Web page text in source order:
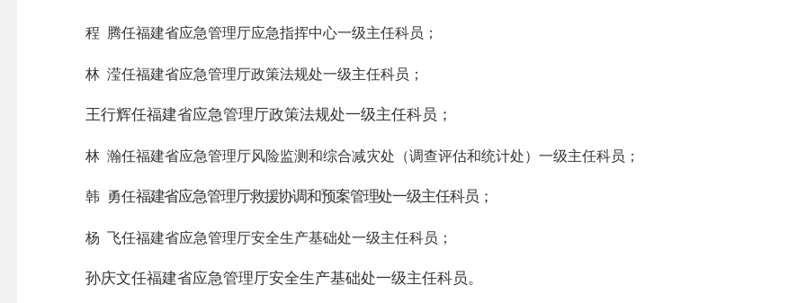
程 腾任福建省应急管理厅应急指挥中心一级主任科员；
林 滢任福建省应急管理厅政策法规处一级主任科员；
王行辉任福建省应急管理厅政策法规处一级主任科员；
林 瀚任福建省应急管理厅风险监测和综合减灾处（调查评估和统计处）一级主任科员；
韩 勇任福建省应急管理厅救援协调和预案管理处一级主任科员；
杨 飞任福建省应急管理厅安全生产基础处一级主任科员；
孙庆文任福建省应急管理厅安全生产基础处一级主任科员。